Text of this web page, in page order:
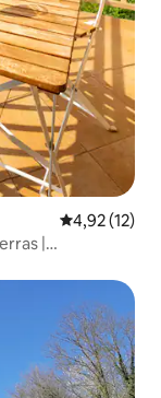
Gemiddelde
4,92 (12)
|